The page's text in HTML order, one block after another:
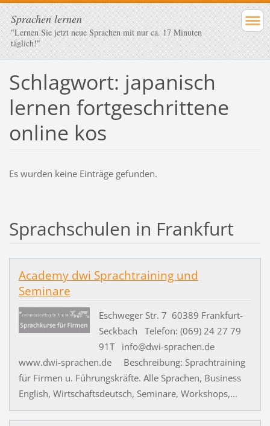
Sprachen lernen
"Lernen Sie jetzt neue Sprachen mit nur ca. 17 Minuten
täglich!"
Schlagwort: japanisch
lernen fortgeschrittene
online kos
Es wurden keine Einträge gefunden.
Sprachschulen in Frankfurt
Academy dwi Sprachtraining und
Seminare
Eschweger Str. 7 60389 Frankfurt-
Seckbach Telefon: (069) 24 27 79
91T info@dwi-sprachen.de
www.dwi-sprachen.de Beschreibung: Sprachtraining
für Firmen u. Führungskräfte. Alle Sprachen, Business
English, Wirtschaftsdeutsch, Seminare, Workshops,...